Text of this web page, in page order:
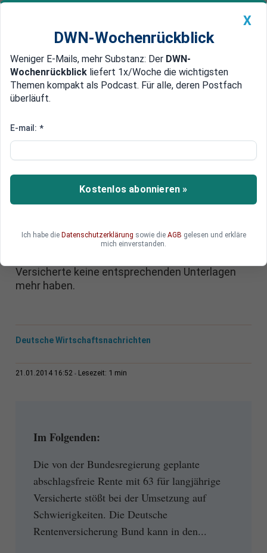
Newsticker MEIN DWN: Geldanlage Premium
Edelmetalle DWN-Magazin China
Jüngere tragen die Kosten
Renten-Reform: Versicherte
benötigen 40 Jahre alte
Nachweise
Die Versicherten benötigen Jahrzehnte alte
I. Sonst erhalten sie nicht die geplante
abschlagsfreie Rente mit 63. Die
Versicherte keine entsprechenden Unterlagen
mehr haben.
Deutsche Wirtschaftsnachrichten
21.01.2014 16:52 Lesezeit: 1 min
Im Folgenden:
Die von der Bundesregierung geplante
abschlagsfreie Rente mit 63 für langjährige
Versicherte stößt bei der Umsetzung auf
Schwierigkeiten. Die Deutsche
Rentenversicherung Bund kann in den...
X
DWN-Wochenrückblick
Weniger E-Mails, mehr Substanz: Der DWN-
Wochenrückblick liefert 1x/Woche die wichtigsten
Themen kompakt als Podcast. Für alle, deren Postfach
überläuft.
E-mail: *
Kostenlos abonnieren »
Ich habe die Datenschutzerklärung sowie die AGB gelesen und erkläre
mich einverstanden.